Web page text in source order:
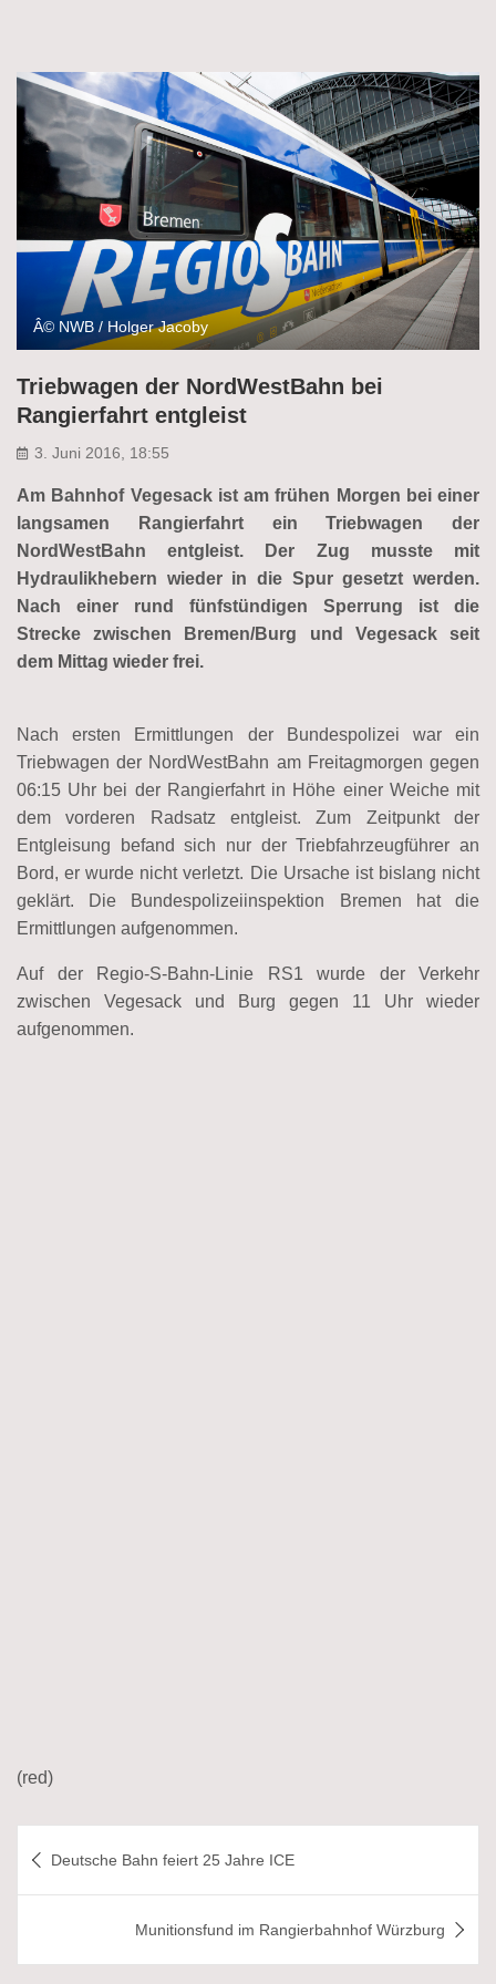
Â© NWB / Holger Jacoby
Triebwagen der NordWestBahn bei
Rangierfahrt entgleist
3. Juni 2016, 18:55
Am Bahnhof Vegesack ist am frühen Morgen bei einer
langsamen Rangierfahrt ein Triebwagen der
NordWestBahn entgleist. Der Zug musste mit
Hydraulikhebern wieder in die Spur gesetzt werden.
Nach einer rund fünfstündigen Sperrung ist die
Strecke zwischen Bremen/Burg und Vegesack seit
dem Mittag wieder frei.
Nach ersten Ermittlungen der Bundespolizei war ein
Triebwagen der NordWestBahn am Freitagmorgen gegen
06:15 Uhr bei der Rangierfahrt in Höhe einer Weiche mit
dem vorderen Radsatz entgleist. Zum Zeitpunkt der
Entgleisung befand sich nur der Triebfahrzeugführer an
Bord, er wurde nicht verletzt. Die Ursache ist bislang nicht
geklärt. Die Bundespolizeiinspektion Bremen hat die
Ermittlungen aufgenommen.
Auf der Regio-S-Bahn-Linie RS1 wurde der Verkehr
zwischen Vegesack und Burg gegen 11 Uhr wieder
aufgenommen.
(red)
Deutsche Bahn feiert 25 Jahre ICE
Munitionsfund im Rangierbahnhof Würzburg